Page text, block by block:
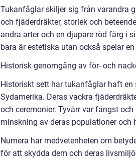
Tukanfåglar skiljer sig från varandra
och fjäderdräkter, storlek och
andra arter och en djupare röd färg i
bara är estetiska utan också spelar
Historisk genomgång av för- och
Historiskt sett har tukanfåglar haft
Sydamerika. Deras vackra
och ceremonier. Tyvärr var fångst
minskning av deras populationer och
Numera har medvetenheten om
för att skydda dem och deras